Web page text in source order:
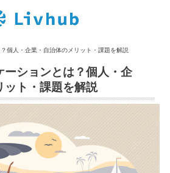
個人・企業・自治体のメリット・課題を解説
ーションとは？個人・企
ット・課題を解説